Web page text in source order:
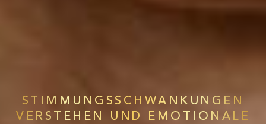
STIMMUNGSSCHWANKUNGEN
VERSTEHEN UND EMOTIONALE